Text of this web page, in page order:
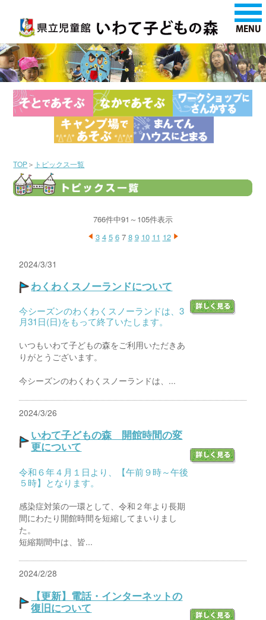
TOP＞ トピックス一覧
766件中91～105件表示
3 4 5 67 8 9 10 11 12
2024/3/31
わくわくスノーランドについて
今シーズンのわくわくスノーランドは、3
月31日(日)をもって終了いたします。
いつもいわて子どもの森をご利用いただきあ
りがとうございます。
今シーズンのわくわくスノーランドは、...
2024/3/26
いわて子どもの森 開館時間の変
更について
令和６年４月１日より、【午前９時～午後
５時】となります。
感染症対策の一環として、令和２年より長期
間にわたり開館時間を短縮してまいりまし
た。
短縮期間中は、皆...
2024/2/28
【更新】電話・インターネットの
復旧について